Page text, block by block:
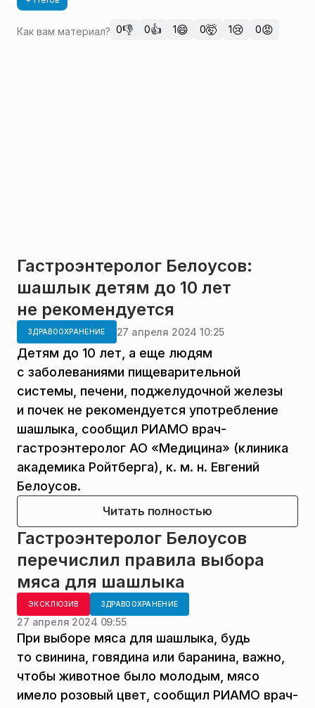
Как вам материал? 0👎 0👍 1😄 0🤯 1😢 0😡
Гастроэнтеролог Белоусов:
шашлык детям до 10 лет
не рекомендуется
ЗДРАВООХРАНЕНИЕ 27 апреля 2024 10:25
Детям до 10 лет, а еще людям
с заболеваниями пищеварительной
системы, печени, поджелудочной железы
и почек не рекомендуется употребление
шашлыка, сообщил РИАМО врач-
гастроэнтеролог АО «Медицина» (клиника
академика Ройтберга), к. м. н. Евгений
Белоусов.
Читать полностью
Гастроэнтеролог Белоусов
перечислил правила выбора
мяса для шашлыка
ЭКСКЛЮЗИВ ЗДРАВООХРАНЕНИЕ
27 апреля 2024 09:55
При выборе мяса для шашлыка, будь
то свинина, говядина или баранина, важно,
чтобы животное было молодым, мясо
имело розовый цвет, сообщил РИАМО врач-